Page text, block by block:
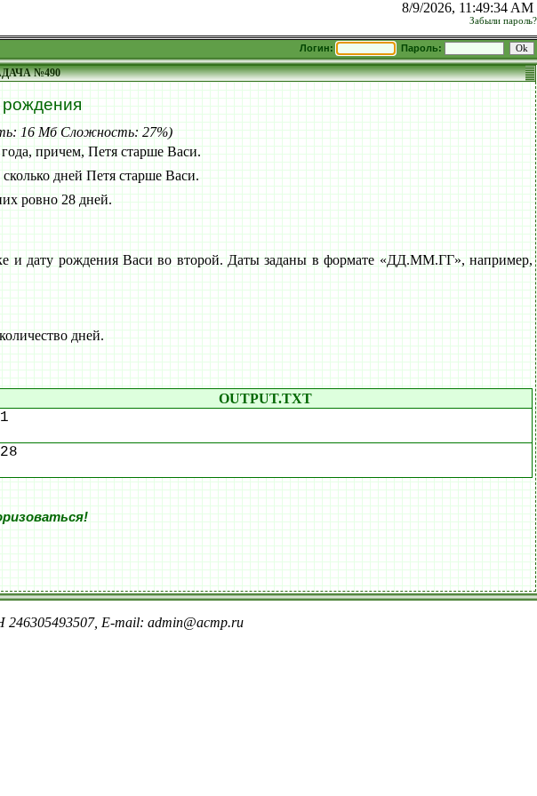
8/9/2026, 11:49:34 AM
Забыли пароль?
Логин: Пароль:
№490
16 Мб Сложность: 27%)
причем, Петя старше Васи.
дней Петя старше Васи.
ровно 28 дней.
и дату рождения Васи во второй. Даты заданы в формате «ДД.ММ.ГГ», например,
дней.
OUTPUT.TXT
1
28
246305493507, E-mail: admin@acmp.ru